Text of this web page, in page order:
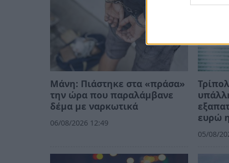
Μάνη: Πιάστηκε στα «πράσα»
την ώρα που παραλάμβανε
δέμα με ναρκωτικά
06/08/2026 12:49
ευρώ
05/08/